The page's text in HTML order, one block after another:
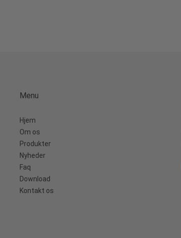
Menu
Hjem
Om os
Produkter
Nyheder
Faq
Download
Kontakt os